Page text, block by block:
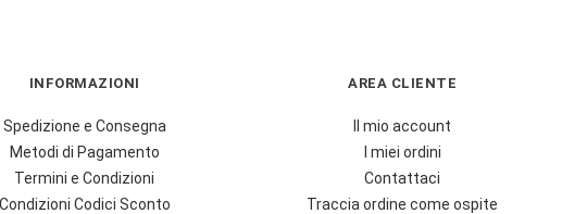
INFORMAZIONI
Spedizione e Consegna
Metodi di Pagamento
Termini e Condizioni
Codici Sconto
AREA CLIENTE
Il mio account
I miei ordini
Contattaci
Traccia ordine come ospite